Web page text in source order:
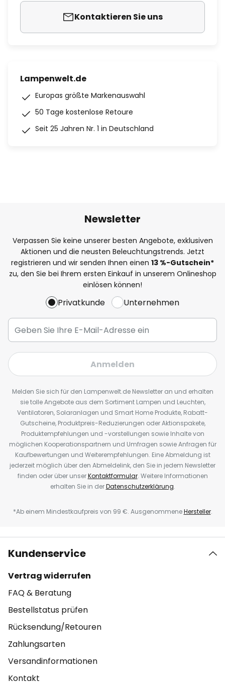
Kontaktieren Sie uns
Lampenwelt.de
Europas größte Markenauswahl
50 Tage kostenlose Retoure
Seit 25 Jahren Nr. 1 in Deutschland
Newsletter
Verpassen Sie keine unserer besten Angebote, exklusiven
Aktionen und die neusten Beleuchtungstrends. Jetzt
registrieren und wir senden Ihnen einen 13 %-Gutschein*
zu, den Sie bei Ihrem ersten Einkauf in unserem Onlineshop
einlösen können!
Privatkunde Unternehmen
Anmelden
Melden Sie sich für den Lampenwelt.de Newsletter an und erhalten
sie tolle Angebote aus dem Sortiment Lampen und Leuchten,
Ventilatoren, Solaranlagen und Smart Home Produkte, Rabatt-
Gutscheine, Produktpreis-Reduzierungen oder Aktionspakete,
Produktempfehlungen und -vorstellungen sowie Inhalte von
möglichen Kooperationspartnern und Umfragen sowie Anfragen für
Kaufbewertungen und Weiterempfehlungen. Eine Abmeldung ist
jederzeit möglich über den Abmeldelink, den Sie in jedem Newsletter
finden oder über unserKontaktformular. Weitere Informationen
erhalten Sie in derDatenschutzerklärung.
*Ab einem Mindestkaufpreis von 99 €. AusgenommeneHersteller.
Kundenservice
Vertrag widerrufen
FAQ & Beratung
Bestellstatus prüfen
Rücksendung/Retouren
Zahlungsarten
Versandinformationen
Kontakt